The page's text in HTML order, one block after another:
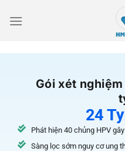
Gói xét
24
Phát hiện 40 chủng HPV
Sàng lọc sớm nguy cơ ung